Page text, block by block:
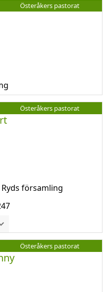
Österåkers pastorat
Österåkers pastorat
församling
Österåkers pastorat